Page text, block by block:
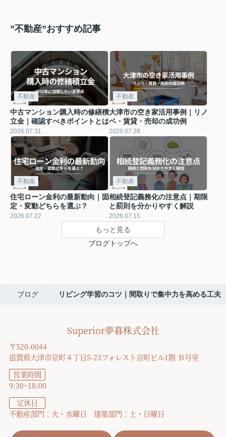
”不動産”おすすめ記事
不動産
中古マンション購入時の修繕積
立金｜確認すべきポイントとは
2026.07.31
不動産
大津市の空き家活用事例｜リノ
ベ・賃貸・売却の成功例
2026.07.28
不動産
住宅ローン金利の最新動向｜固
定・変動どちらを選ぶ？
2026.07.22
不動産
相続登記義務化の注意点｜期限
と罰則を分かりやすく解説
2026.07.15
もっと見る
ブログトップへ
ブログ リビング学習のコツ｜間取りで集中力を高める工夫
Superior夢暮株式会社
〒520-0044
滋賀県大津市京町４丁目5-23フォレスト京町ビル1階 Ｂ号室
営業時間
9:30~18:00
定休日
不動産部門：火・水曜日 建築部門：土・日曜日